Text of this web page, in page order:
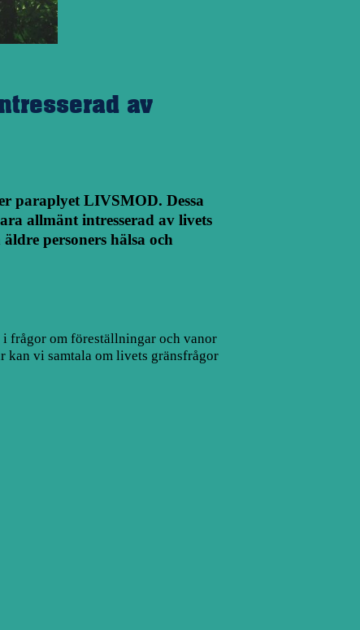
av
paraplyet LIVSMOD. Dessa
allmänt intresserad av livets
personers hälsa och
i frågor om föreställningar och vanor
kan vi samtala om livets gränsfrågor